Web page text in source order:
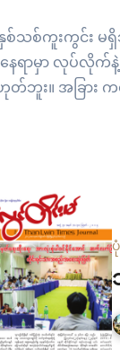
စ်သစ်ကူးကွင်း မ
ေရာမှာ လုပ်လို
ဘူး။ အခြား